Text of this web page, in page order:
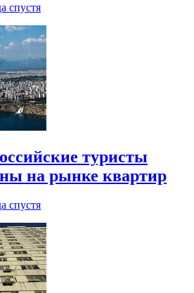
спустя
туристы
на рынке квартир
спустя